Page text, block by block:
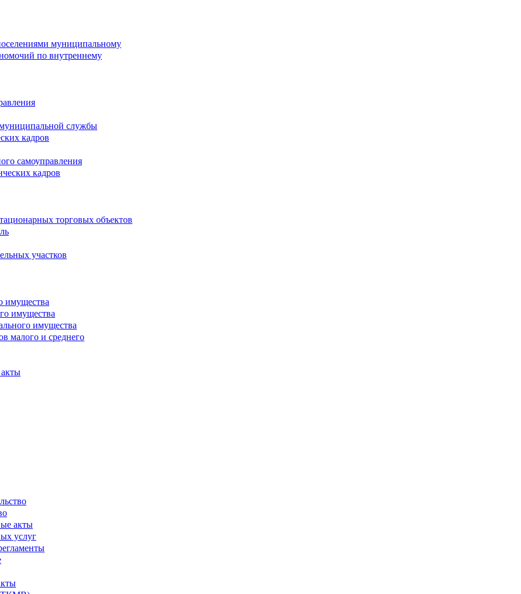
муниципальному
по внутреннему
службы
кадров
самоуправления
кадров
торговых объектов
участков
имущества
имущества
имущества
малого и среднего
акты
услуг